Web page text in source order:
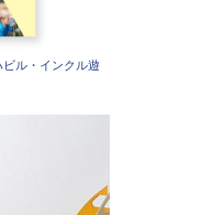
ル・インクル遊